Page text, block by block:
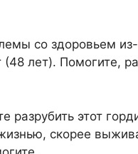
со здоровьем
(48 лет). Помогите,
разрубить этот
скорее